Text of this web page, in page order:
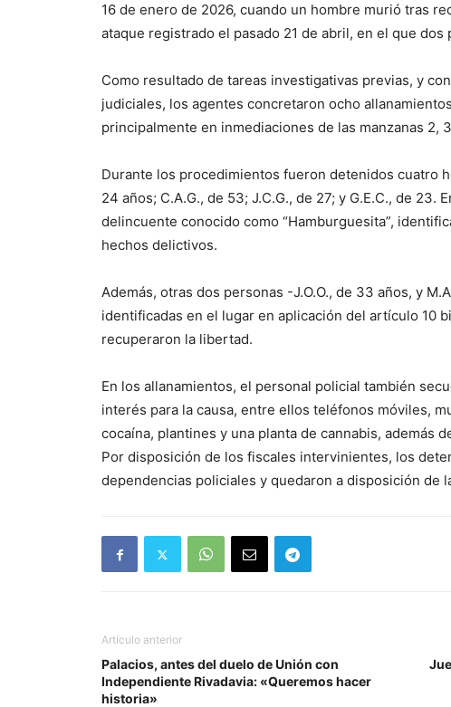
16 de enero de 2026, cuando un hombre murió tras
ataque registrado el pasado 21 de abril, en el que
Como resultado de tareas investigativas previas, y
judiciales, los agentes concretaron ocho
principalmente en inmediaciones de las manzanas 2,
Durante los procedimientos fueron detenidos cuatro
24 años; C.A.G., de 53; J.C.G., de 27; y G.E.C., de
delincuente conocido como “Hamburguesita”,
hechos delictivos.
Además, otras dos personas -J.O.O., de 33 años, y
identificadas en el lugar en aplicación del artículo 10
recuperaron la libertad.
En los allanamientos, el personal policial también
interés para la causa, entre ellos teléfonos móviles,
cocaína, plantines y una planta de cannabis, además
Por disposición de los fiscales intervinientes, los
dependencias policiales y quedaron a disposición de
Artículo anterior
Palacios, antes del duelo de Unión con
Independiente Rivadavia: «Queremos hacer
historia»